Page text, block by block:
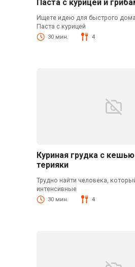
Паста с курицей и
Ищете идею для быстрого
Паста с курицей
30 мин. 4
Куриная грудка с
терияки
Трудно найти человека,
интенсивные
30 мин. 4